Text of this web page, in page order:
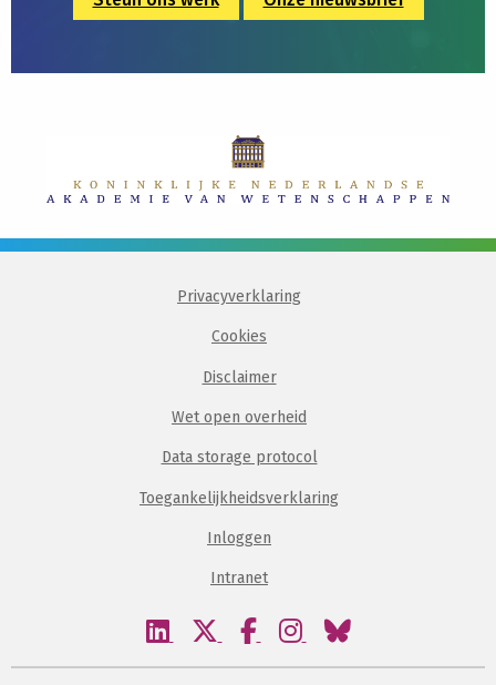
Privacyverklaring
Cookies
Disclaimer
Wet open overheid
Data storage protocol
Toegankelijkheidsverklaring
Inloggen
Intranet
BezoekBezoekBezoekBezoekBezoek